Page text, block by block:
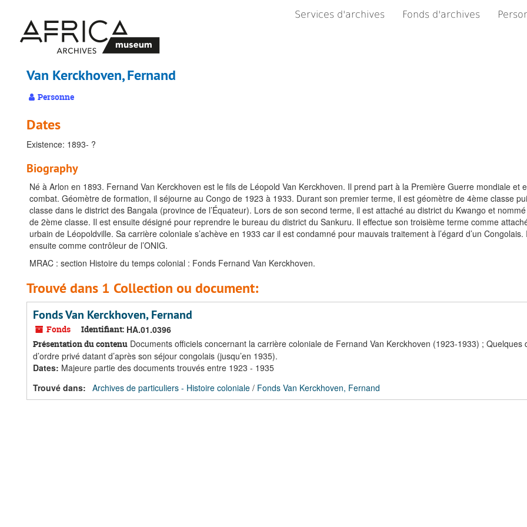
contenu
principal
Services d'archives Fonds d'archives
Van Kerckhoven, Fernand
Personne
Dates
Existence: 1893- ?
Biography
Né à Arlon en 1893. Fernand Van Kerckhoven est le fils de Léopold Van Kerckhoven. Il prend part à la Première Guerre mondiale et
combat. Géomètre de formation, il séjourne au Congo de 1923 à 1933. Durant son premier terme, il est géomètre de 4ème classe
classe dans le district des Bangala (province de l’Équateur). Lors de son second terme, il est attaché au district du Kwango et
de 2ème classe. Il est ensuite désigné pour reprendre le bureau du district du Sankuru. Il effectue son troisième terme comme
urbain de Léopoldville. Sa carrière coloniale s’achève en 1933 car il est condamné pour mauvais traitement à l’égard d’un Congolais.
ensuite comme contrôleur de l’ONIG.
MRAC : section Histoire du temps colonial : Fonds Fernand Van Kerckhoven.
Trouvé dans 1 Collection ou document:
Fonds Van Kerckhoven, Fernand
Fonds Identifiant: HA.01.0396
Présentation du contenu Documents officiels concernant la carrière coloniale de Fernand Van Kerckhoven (1923-1933) ; Quelques
d’ordre privé datant d’après son séjour congolais (jusqu’en 1935).
Dates: Majeure partie des documents trouvés entre 1923 - 1935
Trouvé dans: Archives de particuliers - Histoire coloniale / Fonds Van Kerckhoven, Fernand